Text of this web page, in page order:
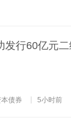
发行60亿元
债券 5小时前